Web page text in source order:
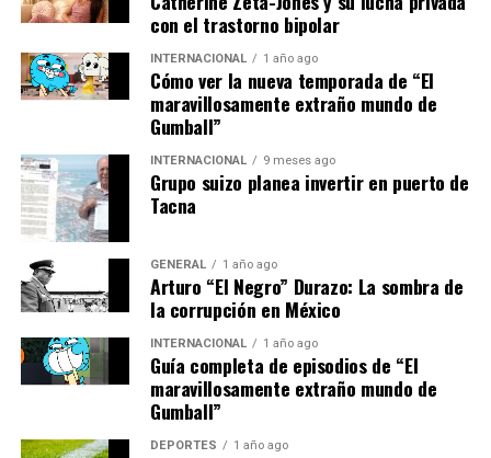
legítimo de Venezuela. Es un cártel del narcotráfico.
Maduro no es un presidente legítimo. Es el líder fugitivo
de este cártel. Ha sido acusado en Estados Unidos de
tráfico de drogas a nuestro país”, reiteró la portavoz de
la Casa Blanca, Karoline Leavitt, en una rueda de prensa.
Implicaciones y futuro de las
relaciones
Este episodio es el último en una serie de tensiones
entre Venezuela y Estados Unidos, que han mantenido
relaciones diplomáticas tensas desde hace años. La
administración de Maduro ha acusado repetidamente a
Washington de intentar desestabilizar su gobierno,
mientras que Estados Unidos ha impuesto sanciones
económicas y ha reconocido al líder opositor Juan
Guaidó como presidente interino de Venezuela.
con el trastorno bipolar
INTERNACIONAL 1 año ago
Cómo ver la nueva temporada de “El
maravillosamente extraño mundo de
Gumball”
INTERNACIONAL 9 meses ago
Grupo suizo planea invertir en puerto de
Tacna
GENERAL 1 año ago
Arturo “El Negro” Durazo: La sombra de
la corrupción en México
INTERNACIONAL 1 año ago
Guía completa de episodios de “El
maravillosamente extraño mundo de
Gumball”
DEPORTES 1 año ago